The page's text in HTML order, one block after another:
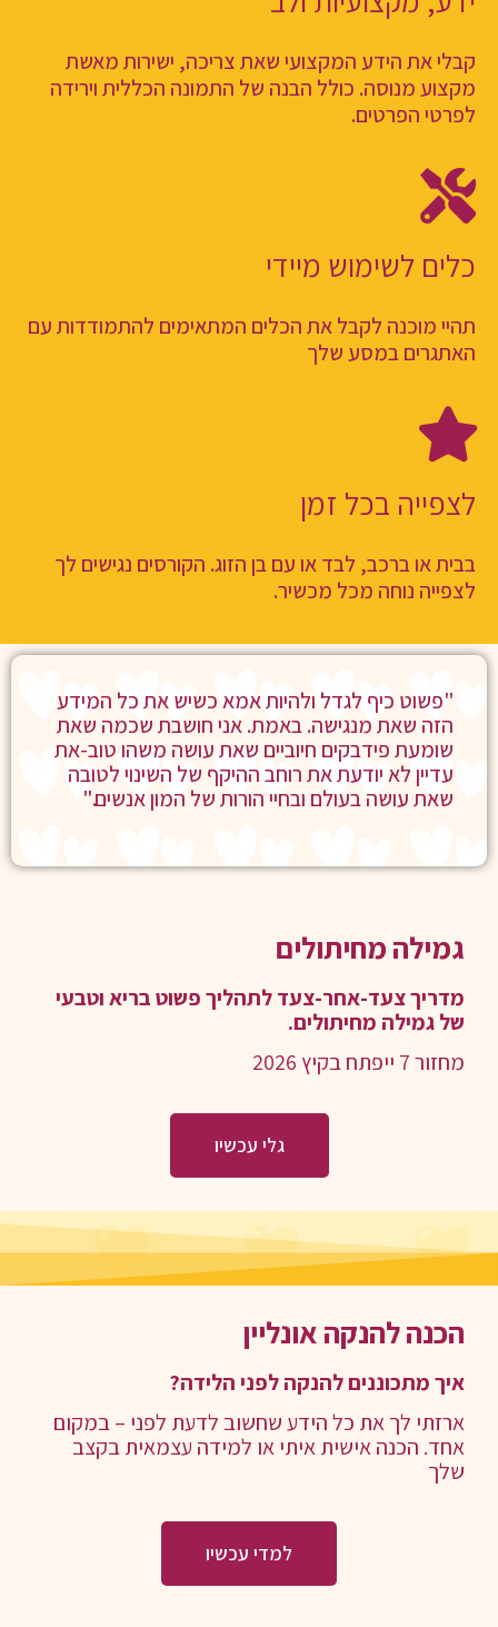
קבלי את הידע המקצועי שאת צריכה, ישירות מאשת
מקצוע מנוסה. כולל הבנה של התמונה הכללית וירידה
לפרטי הפרטים.
כלים לשימוש מיידי
תהיי מוכנה לקבל את הכלים המתאימים להתמודדות עם
האתגרים במסע שלך
לצפייה בכל זמן
בבית או ברכב, לבד או עם בן הזוג. הקורסים נגישים לך
לצפייה נוחה מכל מכשיר.
"פשוט כיף לגדל ולהיות אמא כשיש את כל המידע
הזה שאת מנגישה. באמת. אני חושבת שכמה שאת
שומעת פידבקים חיוביים שאת עושה משהו טוב-את
עדיין לא יודעת את רוחב ההיקף של השינוי לטובה
שאת עושה בעולם ובחיי הורות של המון אנשים."
גמילה מחיתולים
מדריך צעד-אחר-צעד לתהליך פשוט בריא וטבעי
של גמילה מחיתולים.
מחזור 7 ייפתח בקיץ 2026
גלי עכשיו
הכנה להנקה אונליין
איך מתכוננים להנקה לפני הלידה?
ארזתי לך את כל הידע שחשוב לדעת לפני – במקום
אחד. הכנה אישית איתי או למידה עצמאית בקצב
שלך
למדי עכשיו